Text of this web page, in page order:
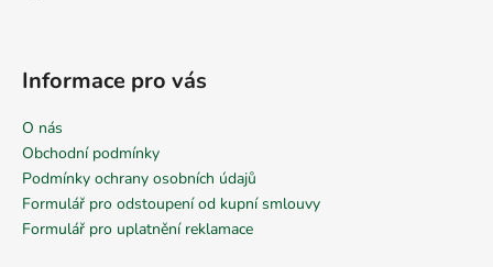
Informace pro vás
O nás
Obchodní podmínky
Podmínky ochrany osobních údajů
Formulář pro odstoupení od kupní smlouvy
Formulář pro uplatnění reklamace